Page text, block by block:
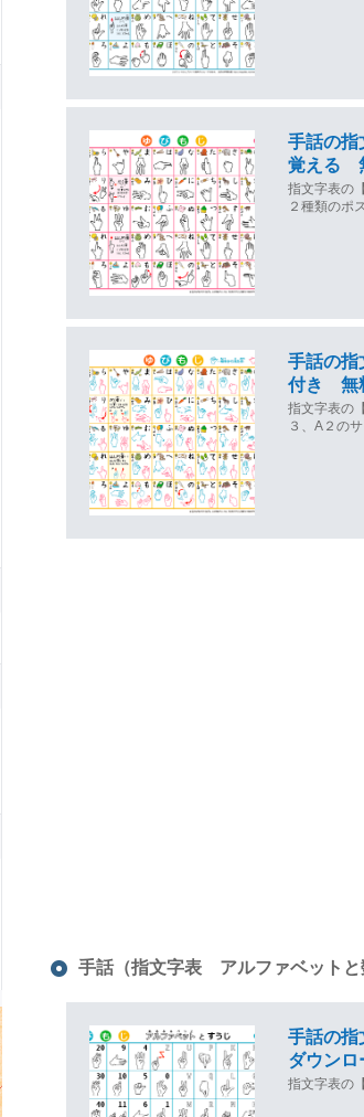
手話の指
覚える
指文字表の
２種類のポ
手話の指
付き 無
指文字表の
３、A２の
手話（指文字表 アルファベットと
手話の
ダウンロ
指文字表の